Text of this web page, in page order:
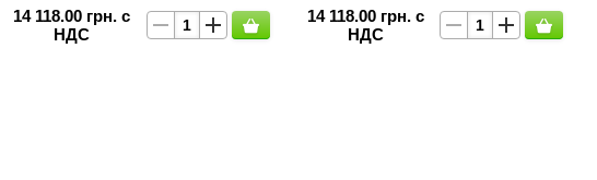
14 118.00 грн. с
НДС
14 118.00 грн. с
НДС